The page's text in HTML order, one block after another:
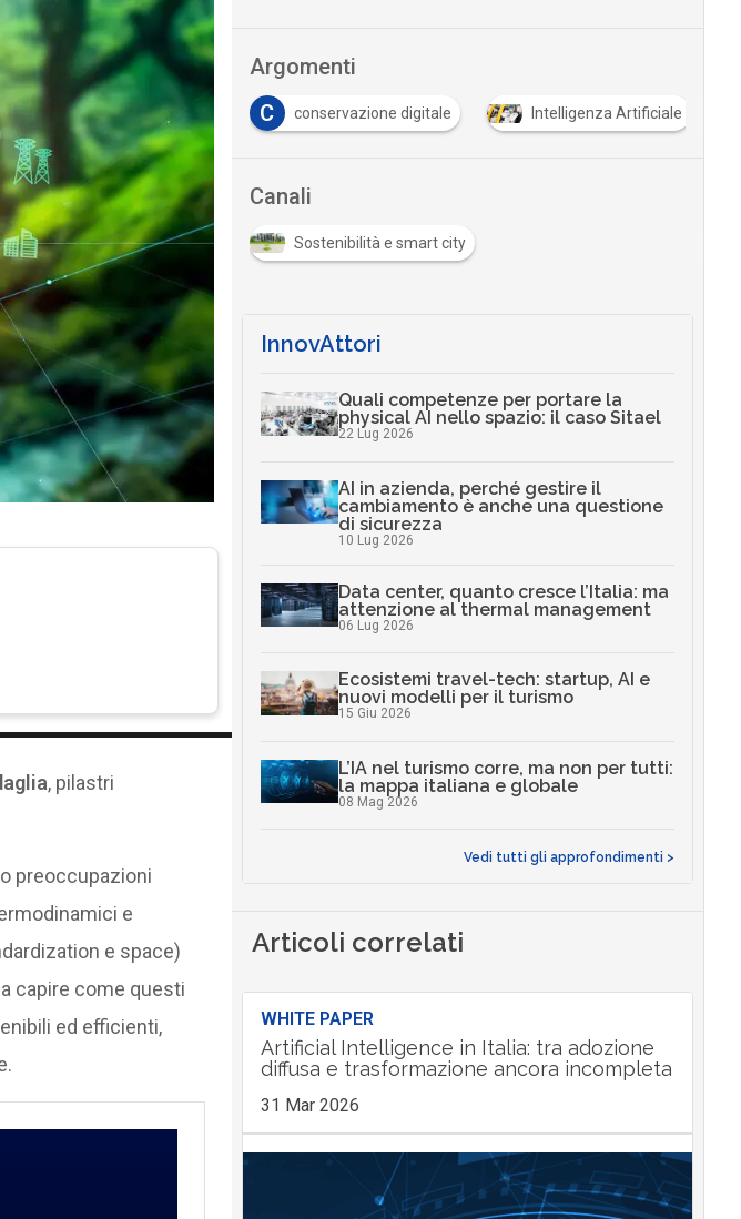
, pilastri
preoccupazioni
e
e space)
capire come questi
ed efficienti,
Argomenti
B
big data C conservazione digitale Intelligenza Artificiale M Machine
Canali
Sostenibilità e smart city
InnovAttori
Quali competenze per portare la
physical AI nello spazio: il caso Sitael
22 Lug 2026
AI in azienda, perché gestire il
cambiamento è anche una questione
di sicurezza
10 Lug 2026
Data center, quanto cresce l’Italia: ma
attenzione al thermal management
06 Lug 2026
Ecosistemi travel-tech: startup, AI e
nuovi modelli per il turismo
15 Giu 2026
L’IA nel turismo corre, ma non per tutti:
la mappa italiana e globale
08 Mag 2026
Vedi tutti gli approfondimenti >
Articoli correlati
WHITE PAPER
Artificial Intelligence in Italia: tra adozione
diffusa e trasformazione ancora incompleta
31 Mar 2026